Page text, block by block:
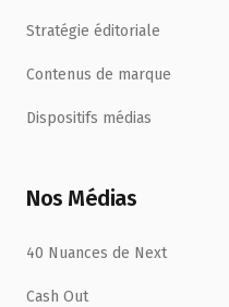
Stratégie éditoriale
Contenus de marque
Dispositifs médias
Nos Médias
40 Nuances de Next
Cash Out